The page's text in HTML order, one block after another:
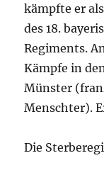
kämpfte er
des 18.
Regiments.
Kämpfe in
Münster
Menschter).
Die